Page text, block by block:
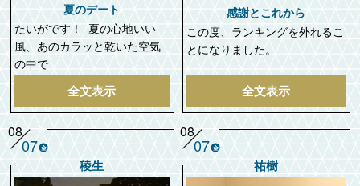
夏のデート
たいがです！ 夏の心地いい
風、あのカラッと乾いた空気
の中で
全文表示
感謝とこれから
この度、ランキングを外れるこ
とになりました。
全文表示
稜生
08
07 金
祐樹
08
07 金